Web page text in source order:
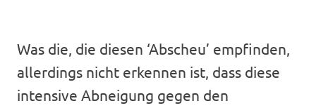
Was die, die diesen ‘Abscheu’ empfinden,
allerdings nicht erkennen ist, dass diese
intensive Abneigung gegen den